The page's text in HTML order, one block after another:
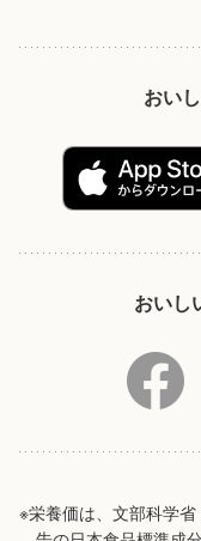
おい
おいし
※栄養価は、文部科学